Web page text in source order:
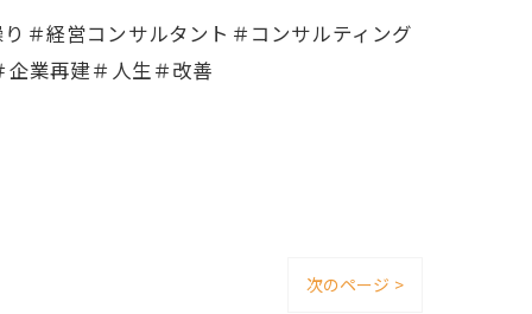
＃経営コンサルタント＃コンサルティング
業再建＃人生＃改善
次のページ >